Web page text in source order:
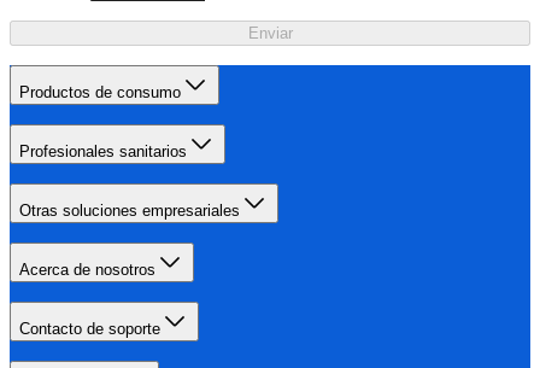
Enviar
Productos de consumo
Profesionales sanitarios
Otras soluciones empresariales
Acerca de nosotros
Contacto de soporte